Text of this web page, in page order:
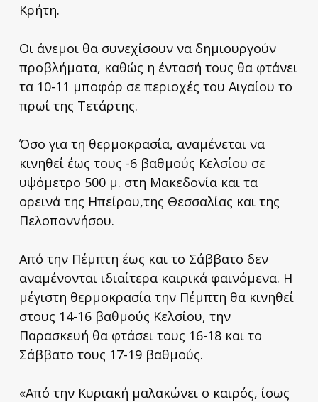
Κρήτη.
Οι άνεμοι θα συνεχίσουν να δημιουργούν
προβλήματα, καθώς η έντασή τους θα φτάνει
τα 10-11 μποφόρ σε περιοχές του Αιγαίου το
πρωί της Τετάρτης.
Όσο για τη θερμοκρασία, αναμένεται να
κινηθεί έως τους -6 βαθμούς Κελσίου σε
υψόμετρο 500 μ. στη Μακεδονία και τα
ορεινά της Ηπείρου,της Θεσσαλίας και της
Πελοποννήσου.
Από την Πέμπτη έως και το Σάββατο δεν
αναμένονται ιδιαίτερα καιρικά φαινόμενα. Η
μέγιστη θερμοκρασία την Πέμπτη θα κινηθεί
στους 14-16 βαθμούς Κελσίου, την
Παρασκευή θα φτάσει τους 16-18 και το
Σάββατο τους 17-19 βαθμούς.
«Από την Κυριακή μαλακώνει ο καιρός, ίσως